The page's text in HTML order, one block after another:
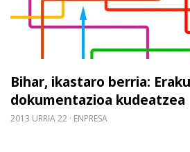
Bihar, ikastaro berria:
dokumentazioa kudeatzea
2013 URRIA 22 ENPRESA